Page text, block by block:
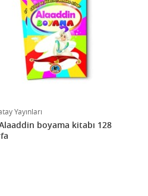
Yayınları
boyama kitabı 128